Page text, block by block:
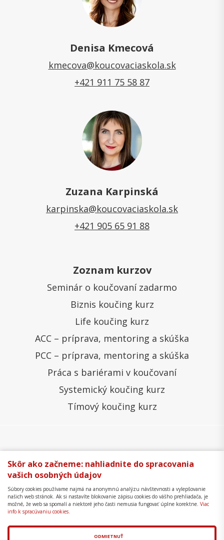
Denisa Kmecová
kmecova@koucovaciaskola.sk
+421 911 75 58 87
Zuzana Karpinská
karpinska@koucovaciaskola.sk
+421 905 65 91 88
Zoznam kurzov
Seminár o koučovaní zadarmo
Biznis koučing kurz
Life koučing kurz
ACC – príprava, mentoring a skúška
PCC – príprava, mentoring a skúška
Práca s bariérami v koučovaní
Systemický koučing kurz
Tímový koučing kurz
Všeobecné obchodné podmienky
Správa cookies
Ochrana osobných údajov
Formulár na odstúpenie
Mapa stránky
Copyright © 2018 - 2026 Business Coaching College,
s.r.o.
Skôr ako začneme: nahliadnite do spracovania
vašich osobných údajov
Súbory cookies používame najmä na anonymnú analýzu návštevnosti a vylepšovanie
našich web stránok. Ak si nastavíte blokovanie zápisu cookies do vášho prehliadača, je
možné, že web sa spomalí a niektoré jeho časti nemusia fungovať úplne korektne. Viac
info k spracúvaniu cookies.
ODMIETNUŤ